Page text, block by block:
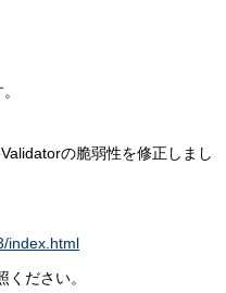
の脆弱性を修正しまし
index.html
ださい。